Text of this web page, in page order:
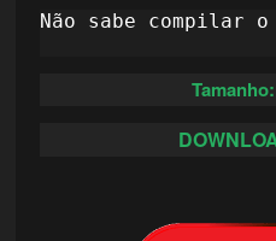
Não sabe compilar
Tamanho: